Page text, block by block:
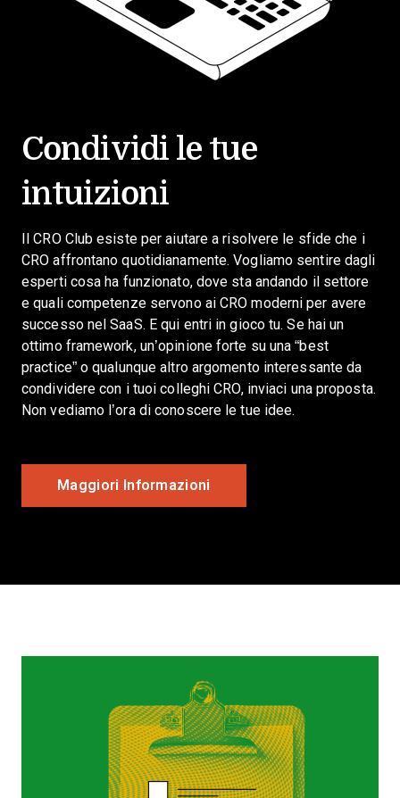
Condividi le tue
intuizioni
Il CRO Club esiste per aiutare a risolvere le sfide che i
CRO affrontano quotidianamente. Vogliamo sentire dagli
esperti cosa ha funzionato, dove sta andando il settore
e quali competenze servono ai CRO moderni per avere
successo nel SaaS. E qui entri in gioco tu.Se hai un
ottimo framework, un’opinione forte su una “best
practice” o qualunque altro argomento interessante da
condividere con i tuoi colleghi CRO, inviaci una proposta.
Non vediamo l’ora di conoscere le tue idee.
Maggiori Informazioni